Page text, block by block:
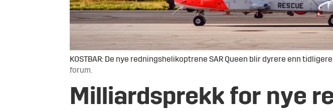
KOSTBAR: De nye redningshelikoptrene SAR Queen blir dyrere enn
forum.
Milliardsprekk for nye